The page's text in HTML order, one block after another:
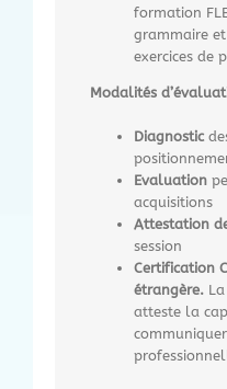
formation
grammaire et
exercices de
Modalités
Diagnostic
Evaluation
acquisitions
Attestation
session
Certification
étrangère. La
atteste la